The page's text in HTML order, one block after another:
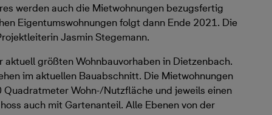
werden auch die Mietwohnungen bezugsfertig
Eigentumswohnungen folgt dann Ende 2021. Die
Jasmin Stegemann.
größten Wohnbauvorhaben in Dietzenbach.
im aktuellen Bauabschnitt. Die Mietwohnungen
Wohn-/Nutzfläche und jeweils einen
auch mit Gartenanteil. Alle Ebenen von der